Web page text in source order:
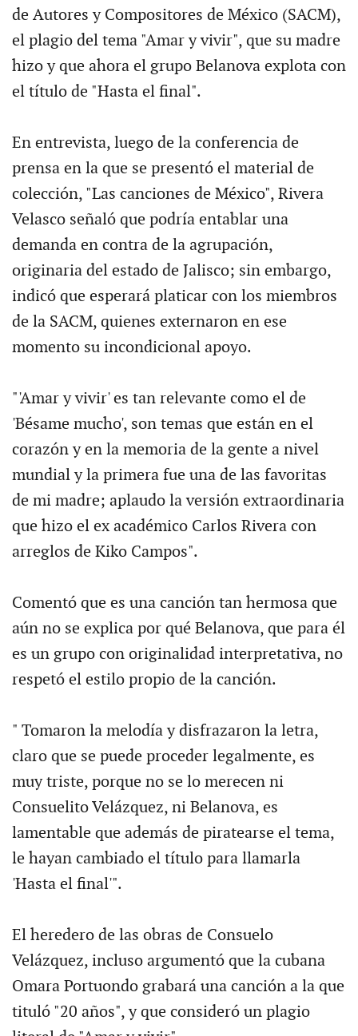
de Autores y Compositores de México (SACM),
el plagio del tema "Amar y vivir", que su madre
hizo y que ahora el grupo Belanova explota con
el título de "Hasta el final".
En entrevista, luego de la conferencia de
prensa en la que se presentó el material de
colección, "Las canciones de México", Rivera
Velasco señaló que podría entablar una
demanda en contra de la agrupación,
originaria del estado de Jalisco; sin embargo,
indicó que esperará platicar con los miembros
de la SACM, quienes externaron en ese
momento su incondicional apoyo.
"'Amar y vivir' es tan relevante como el de
'Bésame mucho', son temas que están en el
corazón y en la memoria de la gente a nivel
mundial y la primera fue una de las favoritas
de mi madre; aplaudo la versión extraordinaria
que hizo el ex académico Carlos Rivera con
arreglos de Kiko Campos".
Comentó que es una canción tan hermosa que
aún no se explica por qué Belanova, que para él
es un grupo con originalidad interpretativa, no
respetó el estilo propio de la canción.
" Tomaron la melodía y disfrazaron la letra,
claro que se puede proceder legalmente, es
muy triste, porque no se lo merecen ni
Consuelito Velázquez, ni Belanova, es
lamentable que además de piratearse el tema,
le hayan cambiado el título para llamarla
'Hasta el final'".
El heredero de las obras de Consuelo
Velázquez, incluso argumentó que la cubana
Omara Portuondo grabará una canción a la que
tituló "20 años", y que consideró un plagio